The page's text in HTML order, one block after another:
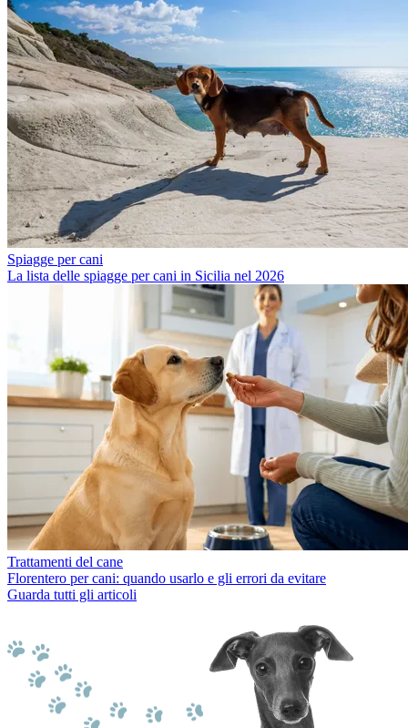
Spiagge per cani
La lista delle spiagge per cani in Sicilia nel 2026
Trattamenti del cane
Florentero per cani: quando usarlo e gli errori da evitare
Guarda tutti gli articoli